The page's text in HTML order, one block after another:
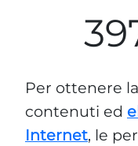
Per ottenere
contenuti ed
Internet, le